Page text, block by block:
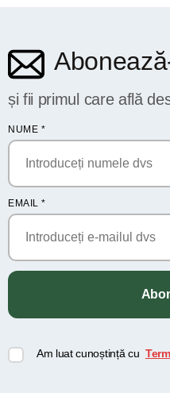
și fii primul care află
NUME *
EMAIL *
Am luat cunoștință cu